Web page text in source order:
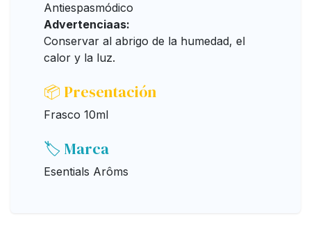
Antiespasmódico
Advertenciaas:
Conservar al abrigo de la humedad, el
calor y la luz.
📦 Presentación
Frasco 10ml
🏷️ Marca
Esentials Arôms